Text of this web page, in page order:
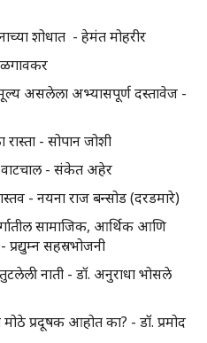
शोधात - हेमंत मोहरीर
असलेला अभ्यासपूर्ण दस्तावेज -
- सोपान जोशी
वाटचाल - संकेत अहेर
- नयना राज बन्सोड (दरडमारे)
सामाजिक, आर्थिक आणि
सहस्रभोजनी
नाती - डॉ. अनुराधा भोसले
प्रदूषक आहोत का? - डॉ. प्रमोद